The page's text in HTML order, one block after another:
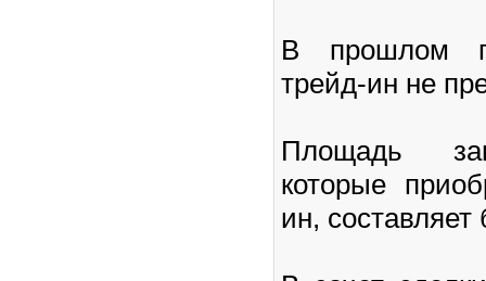
В прошлом
трейд-ин не
Площадь
которые
ин,